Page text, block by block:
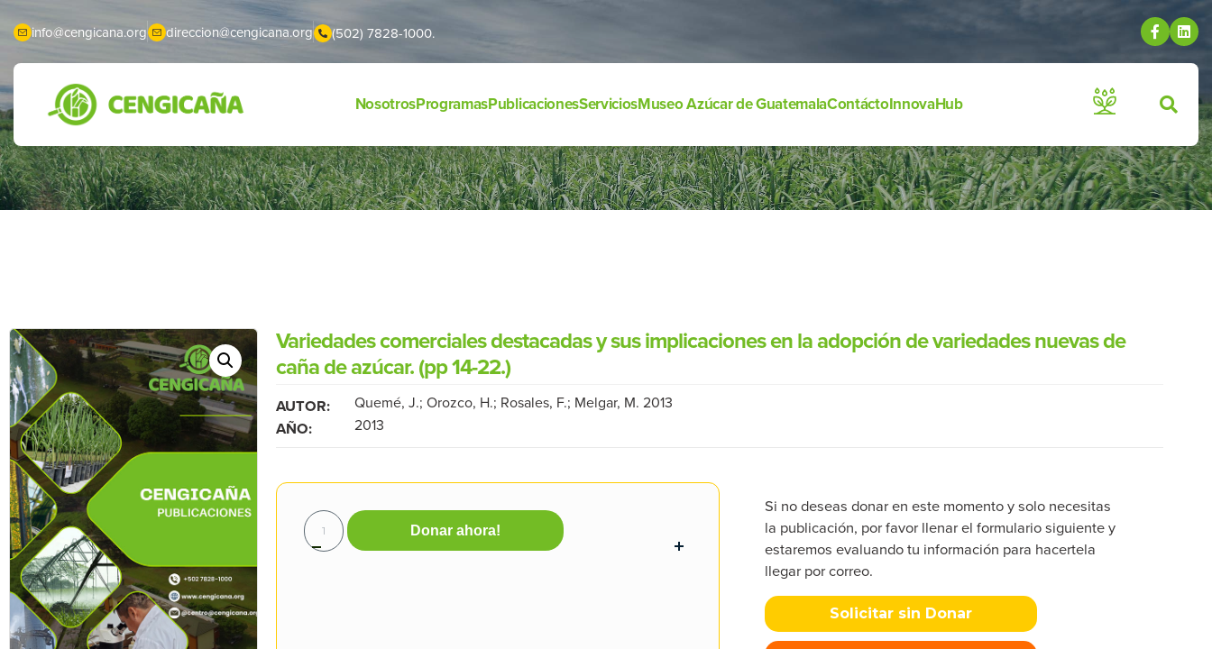
info@cengicana.org direccion@cengicana.org (502) 7828-1000.
NosotrosProgramasPublicacionesServiciosMuseo Azúcar de GuatemalaContáctoInnovaHub
Variedades comerciales destacadas y sus implicaciones en la adopción de variedades nuevas de
caña de azúcar. (pp 14-22.)
AUTOR: Quemé, J.; Orozco, H.; Rosales, F.; Melgar, M. 2013
AÑO: 2013
Donar ahora!
Si no deseas donar en este momento y solo necesitas
la publicación, por favor llenar el formulario siguiente y
estaremos evaluando tu información para hacertela
llegar por correo.
Solicitar sin Donar